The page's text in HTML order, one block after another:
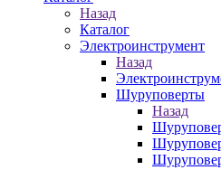
Назад
Каталог
Электроинструмент
Назад
Шуруповерты
Назад